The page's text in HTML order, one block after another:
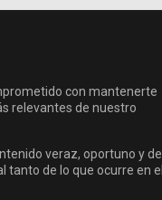
con mantenerte
relevantes de nuestro
veraz, oportuno y de
tanto de lo que ocurre en el